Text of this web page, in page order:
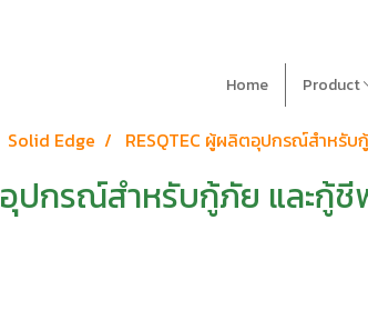
Home Product
Solid Edge RESQTEC ผู้ผลิตอุปกรณ์สำหรับ
ปกรณ์สำหรับกู้ภัย และกู้ชี